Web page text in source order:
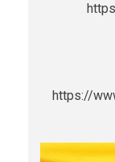
https://